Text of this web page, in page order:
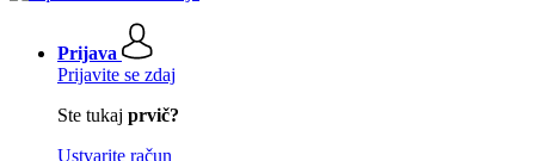
Prijava
Prijavite se zdaj
Ste tukaj prvič?
Ustvarite račun